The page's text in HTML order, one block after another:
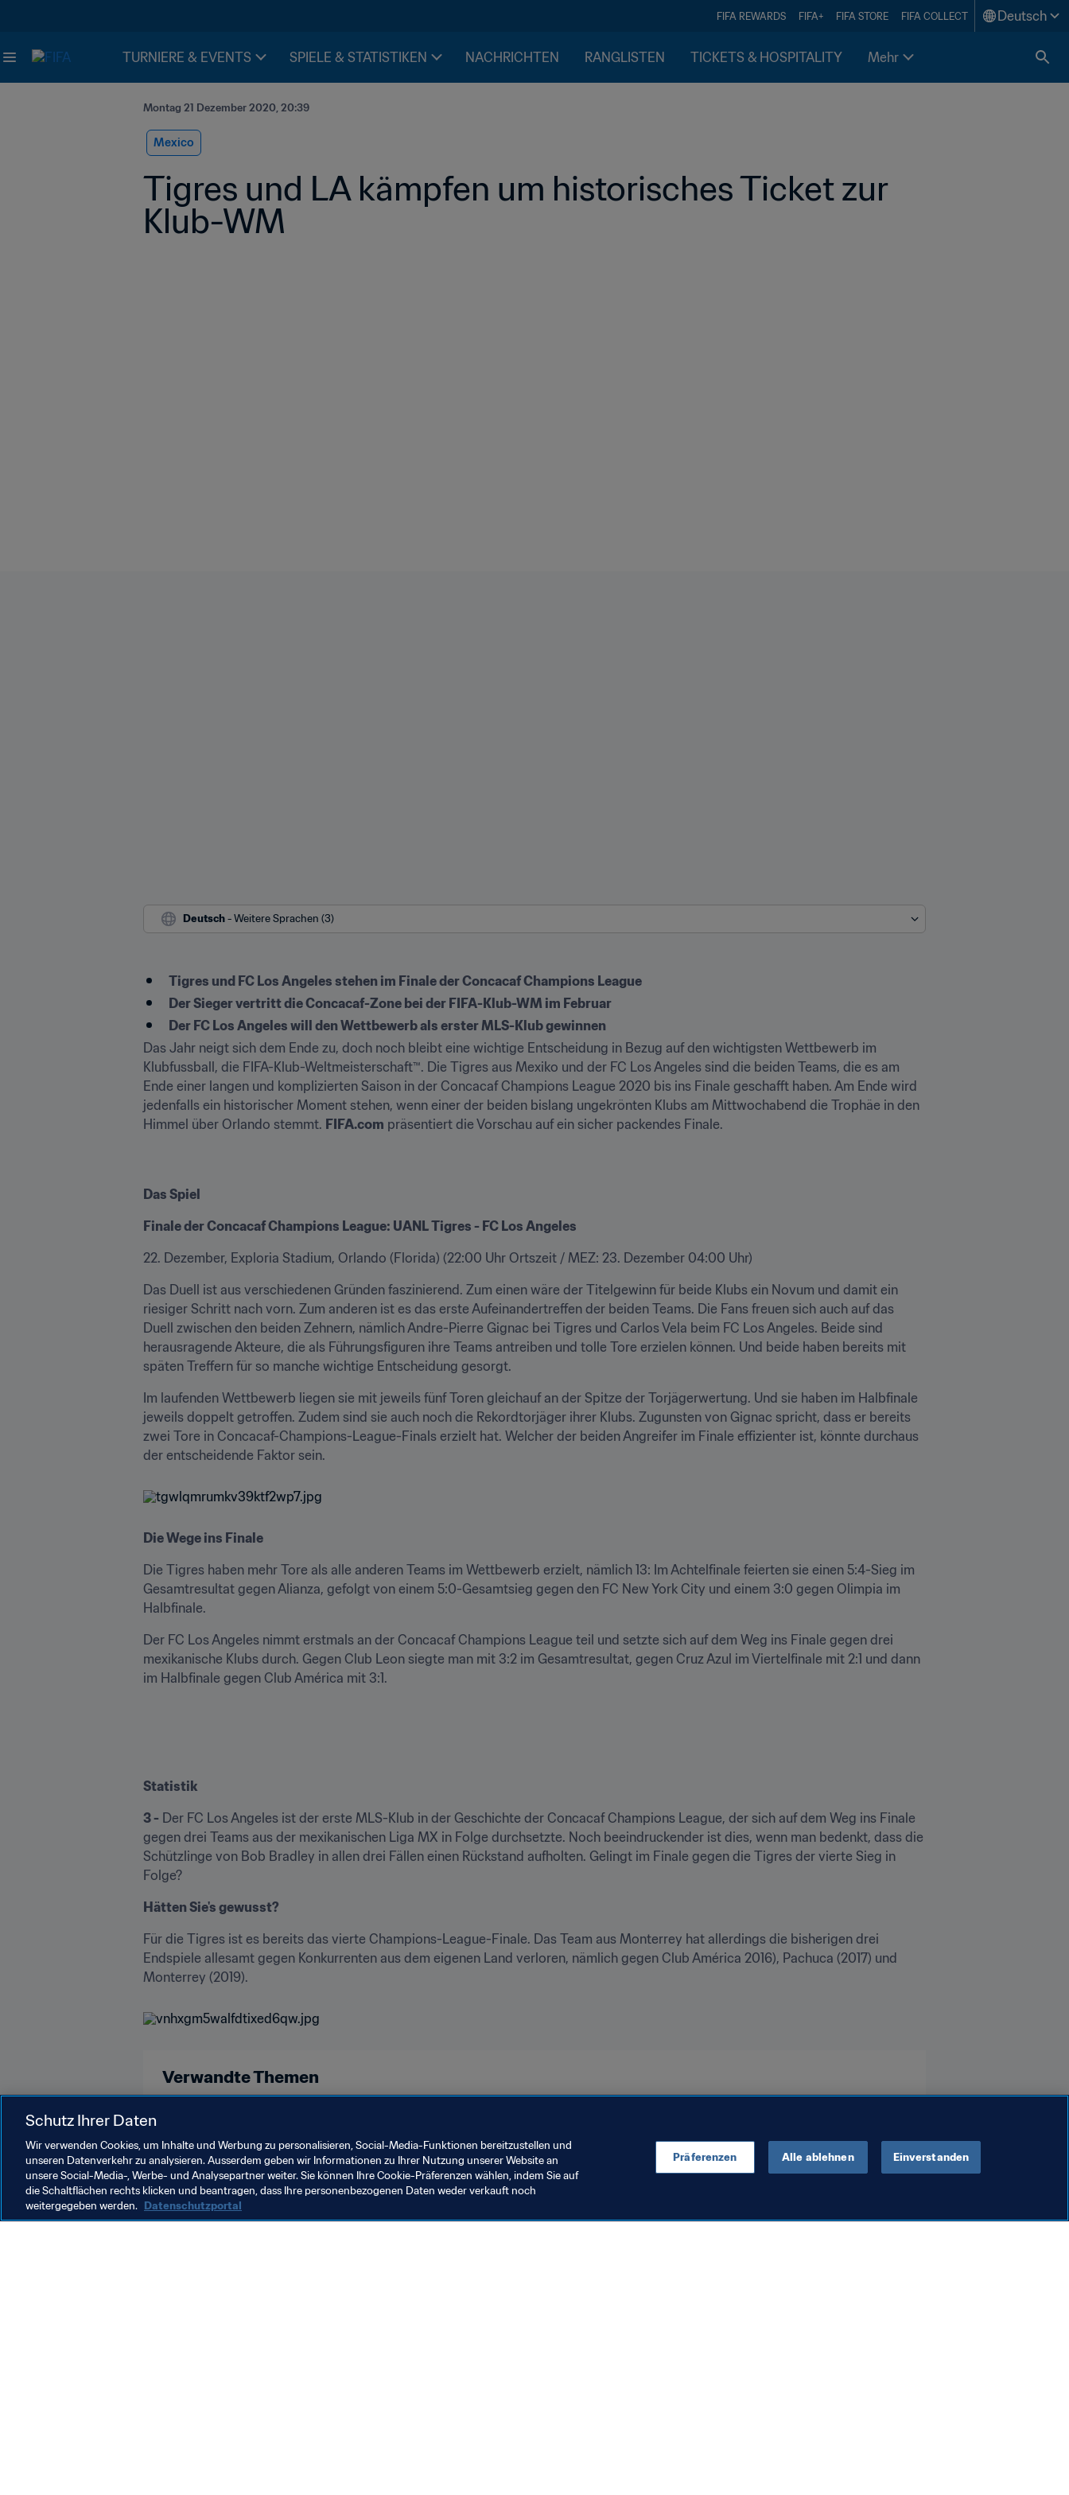
FIFA REWARDS FIFA+ FIFA STORE FIFA COLLECT Deutsch
TURNIERE & EVENTS SPIELE & STATISTIKEN NACHRICHTEN RANGLISTEN TICKETS & HOSPITALITY Mehr
Montag 21 Dezember 2020, 20:39
Mexico
Tigres und LA kämpfen um historisches Ticket zur
Klub-WM
Deutsch - Weitere Sprachen (3)
Tigres und FC Los Angeles stehen im Finale der Concacaf Champions League
Der Sieger vertritt die Concacaf-Zone bei der FIFA-Klub-WM im Februar
Der FC Los Angeles will den Wettbewerb als erster MLS-Klub gewinnen
Das Jahr neigt sich dem Ende zu, doch noch bleibt eine wichtige Entscheidung in Bezug auf den wichtigsten Wettbewerb im
Klubfussball, die FIFA-Klub-Weltmeisterschaft™. Die Tigres aus Mexiko und der FC Los Angeles sind die beiden Teams, die es am
Ende einer langen und komplizierten Saison in der Concacaf Champions League 2020 bis ins Finale geschafft haben. Am Ende wird
jedenfalls ein historischer Moment stehen, wenn einer der beiden bislang ungekrönten Klubs am Mittwochabend die Trophäe in den
Himmel über Orlando stemmt. FIFA.com präsentiert die Vorschau auf ein sicher packendes Finale.
Das Spiel
Finale der Concacaf Champions League: UANL Tigres - FC Los Angeles
22. Dezember, Exploria Stadium, Orlando (Florida) (22:00 Uhr Ortszeit / MEZ: 23. Dezember 04:00 Uhr)
Das Duell ist aus verschiedenen Gründen faszinierend. Zum einen wäre der Titelgewinn für beide Klubs ein Novum und damit ein
riesiger Schritt nach vorn. Zum anderen ist es das erste Aufeinandertreffen der beiden Teams. Die Fans freuen sich auch auf das
Duell zwischen den beiden Zehnern, nämlich Andre-Pierre Gignac bei Tigres und Carlos Vela beim FC Los Angeles. Beide sind
herausragende Akteure, die als Führungsfiguren ihre Teams antreiben und tolle Tore erzielen können. Und beide haben bereits mit
späten Treffern für so manche wichtige Entscheidung gesorgt.
Im laufenden Wettbewerb liegen sie mit jeweils fünf Toren gleichauf an der Spitze der Torjägerwertung. Und sie haben im Halbfinale
jeweils doppelt getroffen. Zudem sind sie auch noch die Rekordtorjäger ihrer Klubs. Zugunsten von Gignac spricht, dass er bereits
zwei Tore in Concacaf-Champions-League-Finals erzielt hat. Welcher der beiden Angreifer im Finale effizienter ist, könnte durchaus
der entscheidende Faktor sein.
Die Wege ins Finale
Die Tigres haben mehr Tore als alle anderen Teams im Wettbewerb erzielt, nämlich 13: Im Achtelfinale feierten sie einen 5:4-Sieg im
Gesamtresultat gegen Alianza, gefolgt von einem 5:0-Gesamtsieg gegen den FC New York City und einem 3:0 gegen Olimpia im
Halbfinale.
Der FC Los Angeles nimmt erstmals an der Concacaf Champions League teil und setzte sich auf dem Weg ins Finale gegen drei
mexikanische Klubs durch. Gegen Club Leon siegte man mit 3:2 im Gesamtresultat, gegen Cruz Azul im Viertelfinale mit 2:1 und dann
im Halbfinale gegen Club América mit 3:1.
Statistik
3 - Der FC Los Angeles ist der erste MLS-Klub in der Geschichte der Concacaf Champions League, der sich auf dem Weg ins Finale
gegen drei Teams aus der mexikanischen Liga MX in Folge durchsetzte. Noch beeindruckender ist dies, wenn man bedenkt, dass die
Schützlinge von Bob Bradley in allen drei Fällen einen Rückstand aufholten. Gelingt im Finale gegen die Tigres der vierte Sieg in
Folge?
Hätten Sie's gewusst?
Für die Tigres ist es bereits das vierte Champions-League-Finale. Das Team aus Monterrey hat allerdings die bisherigen drei
Endspiele allesamt gegen Konkurrenten aus dem eigenen Land verloren, nämlich gegen Club América 2016), Pachuca (2017) und
Monterrey (2019).
Verwandte Themen
Schutz Ihrer Daten
Wir verwenden Cookies, um Inhalte und Werbung zu personalisieren, Social-Media-Funktionen bereitzustellen und
unseren Datenverkehr zu analysieren. Ausserdem geben wir Informationen zu Ihrer Nutzung unserer Website an
unsere Social-Media-, Werbe- und Analysepartner weiter. Sie können Ihre Cookie-Präferenzen wählen, indem Sie auf
die Schaltflächen rechts klicken und beantragen, dass Ihre personenbezogenen Daten weder verkauft noch
weitergegeben werden. Datenschutzportal
Präferenzen Alle ablehnen Einverstanden